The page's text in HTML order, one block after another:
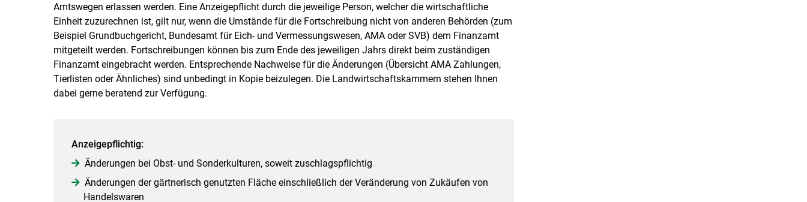
Amtswegen erlassen werden. Eine Anzeigepflicht durch die jeweilige Person, welcher die wirtschaftliche
Einheit zuzurechnen ist, gilt nur, wenn die Umstände für die Fortschreibung nicht von anderen Behörden (zum
Beispiel Grundbuchgericht, Bundesamt für Eich- und Vermessungswesen, AMA oder SVB) dem Finanzamt
mitgeteilt werden. Fortschreibungen können bis zum Ende des jeweiligen Jahrs direkt beim zuständigen
Finanzamt eingebracht werden. Entsprechende Nachweise für die Änderungen (Übersicht AMA Zahlungen,
Tierlisten oder Ähnliches) sind unbedingt in Kopie beizulegen. Die Landwirtschaftskammern stehen Ihnen
dabei gerne beratend zur Verfügung.
Anzeigepflichtig:
Änderungen bei Obst- und Sonderkulturen, soweit zuschlagspflichtig
Änderungen der gärtnerisch genutzten Fläche einschließlich der Veränderung von Zukäufen von
Handelswaren